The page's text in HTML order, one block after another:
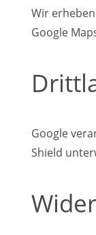
Wir
Google
Google
Shield